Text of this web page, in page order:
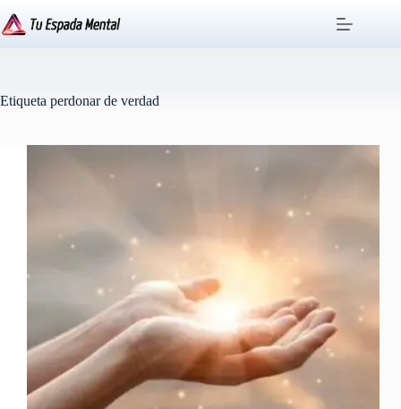
al
contenido
Etiqueta perdonar de verdad